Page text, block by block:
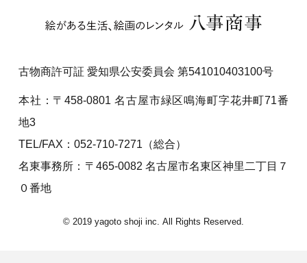
古物商許可証 愛知県公安委員会 第541010403100号
本社：〒458-0801 名古屋市緑区鳴海町字花井町71番
地3
TEL/FAX：052-710-7271（総合）
名東事務所：〒465-0082 名古屋市名東区神里二丁目７
０番地
© 2019 yagoto shoji inc. All Rights Reserved.